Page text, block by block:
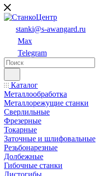
stanki@s-awangard.ru
Max
Telegram
Каталог
Металлообработка
Металлорежущие станки
Сверлильные
Фрезерные
Токарные
Заточные и шлифовальные
Резьбонарезные
Долбежные
Гибочные станки
Листогибы